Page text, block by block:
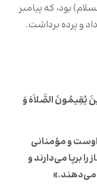
بود، که پیامبر
و پرده برداشت.
یُقِیمُونَ الصَّلاَهَ وَ
و مؤمنانی
برپا می‌دارند و
می‌دهند.»